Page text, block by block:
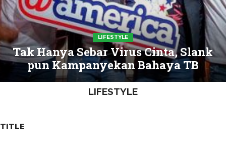
LIFESTYLE
Tak Hanya Sebar Virus Cinta, Slank
pun Kampanyekan Bahaya TB
LIFESTYLE
TITLE